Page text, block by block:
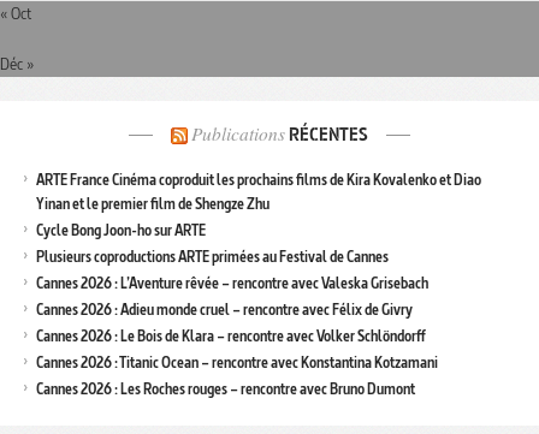
« Oct
Déc »
Publications RÉCENTES
ARTE France Cinéma coproduit les prochains films de Kira Kovalenko et Diao
Yinan et le premier film de Shengze Zhu
Cycle Bong Joon-ho sur ARTE
Plusieurs coproductions ARTE primées au Festival de Cannes
Cannes 2026 : L’Aventure rêvée – rencontre avec Valeska Grisebach
Cannes 2026 : Adieu monde cruel – rencontre avec Félix de Givry
Cannes 2026 : Le Bois de Klara – rencontre avec Volker Schlöndorff
Cannes 2026 : Titanic Ocean – rencontre avec Konstantina Kotzamani
Cannes 2026 : Les Roches rouges – rencontre avec Bruno Dumont